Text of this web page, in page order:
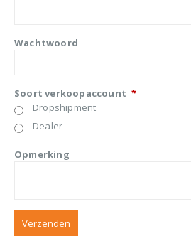
Wachtwoord
Soort verkoopaccount *
Dropshipment
Dealer
Opmerking